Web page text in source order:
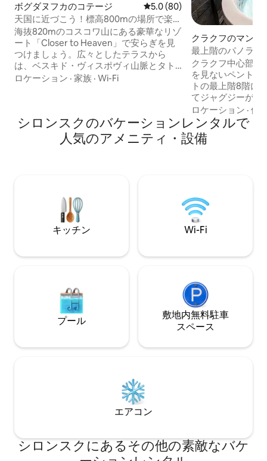
ボグダヌフカのコテージ レビュー80件、5つ星中5.0つ
5.0 (80)
天国に近づこう！標高800mの場所で楽し
む屋外スパ
海抜820mのコスコワ山にある豪華なリゾ
ート「Closer to Heaven」で安らぎを見
つけましょう。広々としたテラスから
は、ベスキド・ヴィスポヴィ山脈とタト
ラ山脈のパノラマビューを楽しめます。
ート2台を備えた、年間を通じてご利用い
ただける5人用の塩素フリー屋外スパでお
くつろぎください。純粋な湧き水の水道
ロケーション · 家族 · Wi-Fi
クラクフのマンシ
ト
最上階のパノラマ
ジー、ガレージ、
クラクフ中心部に
を見ないペントハ
トの最上階8階にありま
てジャグジーが利
のパノラマテラ
100㎡の広さ、キ
ダンスを備えた寝
リビングルーム、
ロケーション ·価
シロンスクのバケーションレンタルで
人気のアメニティ・設備
キッチン Wi-Fi
プール
敷地内無料駐⁠車
ス⁠ペ⁠ー⁠ス
エアコン
シロンスクにあるその他の素敵なバケ